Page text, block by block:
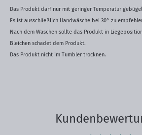
Das Produkt darf nur mit geringer Temperatur
Es ist ausschließlich Handwäsche bei 30° zu
Nach dem Waschen sollte das Produkt in
Bleichen schadet dem Produkt.
Das Produkt nicht im Tumbler trocknen.